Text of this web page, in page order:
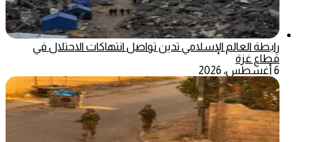
رابطة العالم الإسلامي تدين تواصل انتهاكات الاحتلال في
قطاع غزة
6 أغسطس، 2026